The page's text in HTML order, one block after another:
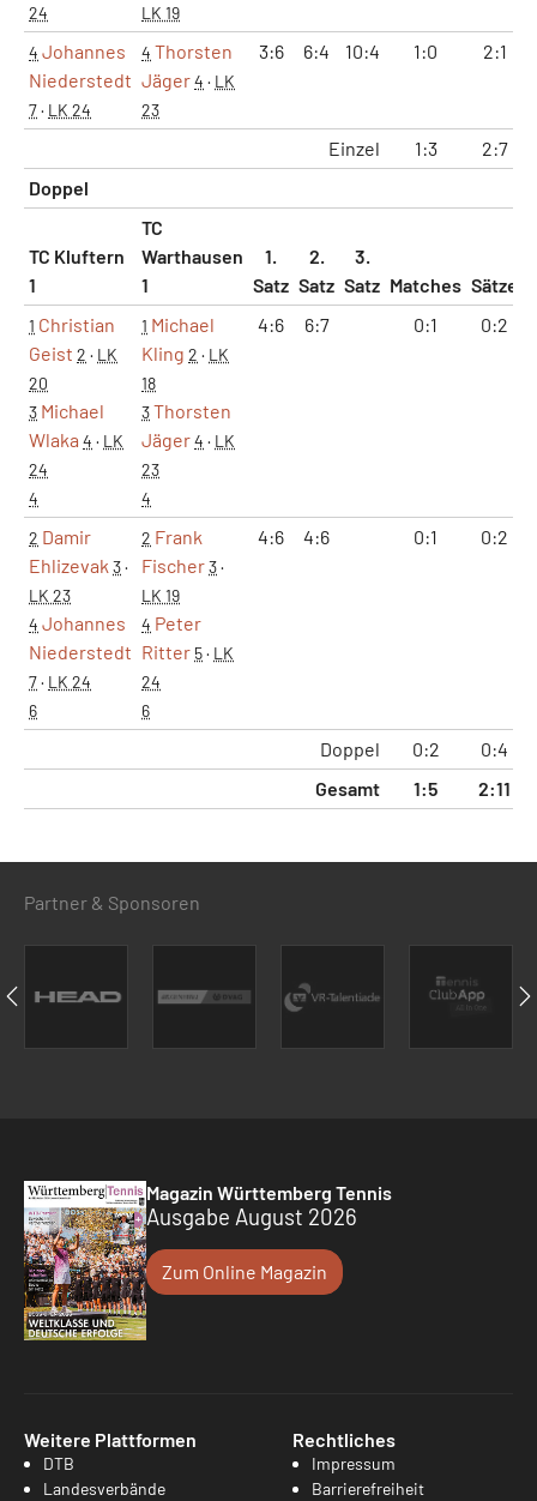
24
LK 19
4 Johannes
Niederstedt
7· LK 24
4 Thorsten
Jäger4 · LK
23
3:6 6:4 10:4 1:0 2:1
Einzel 1:3 2:7
Doppel
TC Kluftern
1
TC
Warthausen
1
1.
Satz
2.
Satz
3.
Satz Matches Sätze
1 Christian
Geist 2 · LK
20
3 Michael
Wlaka 4 · LK
24
4
1 Michael
Kling 2 · LK
18
3Thorsten
Jäger4 · LK
23
4
4:6 6:7 0:1 0:2
2 Damir
Ehlizevak 3·
LK 23
4 Johannes
Niederstedt
7· LK 24
6
2 Frank
Fischer3·
LK 19
4 Peter
Ritter 5· LK
24
6
4:6 4:6 0:1 0:2
Doppel 0:2 0:4
Gesamt
1:5 2:11
Partner & Sponsoren
Magazin Württemberg Tennis
Ausgabe August 2026
Zum Online Magazin
Weitere Plattformen
DTB
Landesverbände
Rechtliches
Impressum
Barrierefreiheit